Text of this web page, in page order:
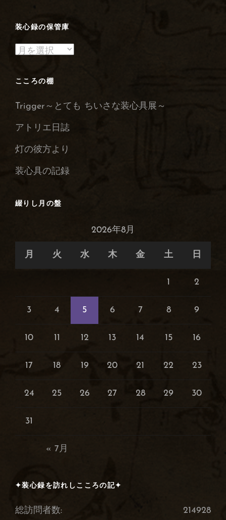
装心録の保管庫
装
録
保
こころの棚
Trigger～とても ちいさな装心具展～
アトリエ日誌
灯の彼方より
装心具の記録
綴りし月の盤
2026年8月
月 火 水 木 金 土 日
« 7月
1 2
3 4 5 6 7 8 9
10 11 12 13 14 15 16
17 18 19 20 21 22 23
24 25 26 27 28 29 30
31
✦装心録を訪れしこころの記✦
214928
総訪問者数: